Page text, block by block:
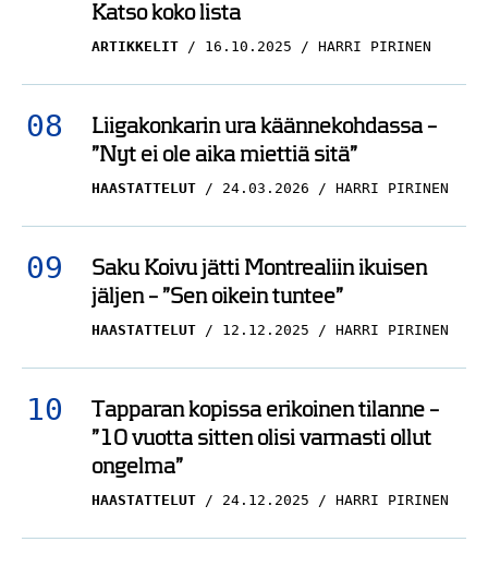
Liigakonkarin ura käännekohdassa –
”Nyt ei ole aika miettiä sitä”
HAASTATTELUT 24.03.2026 HARRI PIRINEN
Saku Koivu jätti Montrealiin ikuisen
jäljen – ”Sen oikein tuntee”
HAASTATTELUT 12.12.2025 HARRI PIRINEN
Tapparan kopissa erikoinen tilanne –
”10 vuotta sitten olisi varmasti ollut
ongelma”
HAASTATTELUT 24.12.2025 HARRI PIRINEN